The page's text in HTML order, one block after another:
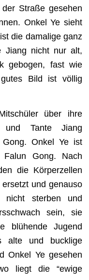
Straße gesehen
Onkel Ye sieht
die damalige ganz
Jiang nicht nur alt,
gebogen, fast wie
Bild ist völlig
ü ler über ihre
Tante Jiang
Onkel Ye ist
Gong. Nach
die Körperzellen
und genauso
nicht sterben und
sein, sie
bl ühende Jugend
alte und bucklige
Onkel Ye gesehen
liegt die “ewige